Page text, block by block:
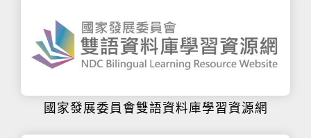
國家發展委員會雙語資料庫學習資源網